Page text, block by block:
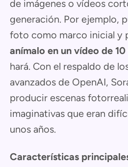
de imágenes o vídeos
generación. Por ejemplo,
foto como marco inicial y
anímalo en un vídeo de
hará. Con el respaldo de
avanzados de OpenAI,
producir escenas
imaginativas que eran
unos años.
Características